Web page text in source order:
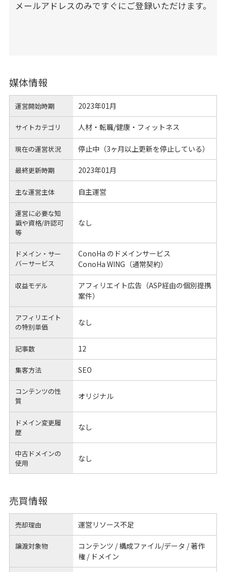
メールアドレスのみですぐにご登録いただけます。
媒体情報
運営開始時期 2023年01月
サイトカテゴリ 人材・転職/健康・フィットネス
現在の運営状況 停止中（3ヶ月以上更新を停止している）
最終更新時期 2023年01月
主な運営主体 自主運営
運営に必要な知
識や資格/許認可
等
なし
ドメイン・サー
バーサービス
ConoHa のドメインサービス
ConoHa WING（通常契約）
収益モデル
アフィリエイト広告（ASP経由の個別提携
案件）
アフィリエイト
の特別単価 なし
記事数 12
集客方法 SEO
コンテンツの性
質
オリジナル
ドメイン変更履
歴
なし
中古ドメインの
使用
なし
売買情報
売却理由 運営リソース不足
譲渡対象物
コンテンツ / 構成ファイル/データ / 著作
権 / ドメイン